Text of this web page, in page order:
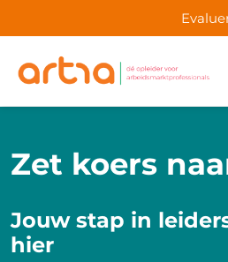
Zet koers
Jouw stap in
hier